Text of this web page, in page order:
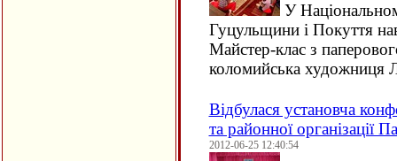
У
Гуцульщини і Покуття
Майстер-клас з
коломийська художниця
Відбулася установча
та районної організації
2012-06-25 12:40:54